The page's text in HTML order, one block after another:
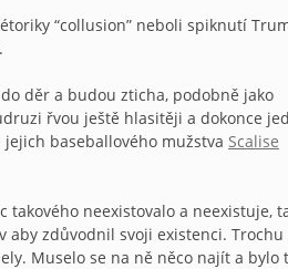
“collusion” neboli spiknutí
děr a budou zticha, podobně jako
řvou ještě hlasitěji a dokonce
baseballového mužstva Scalise
takového neexistovalo a neexistuje,
zdůvodnil svoji existenci. Trochu
Muselo se na ně něco najít a bylo